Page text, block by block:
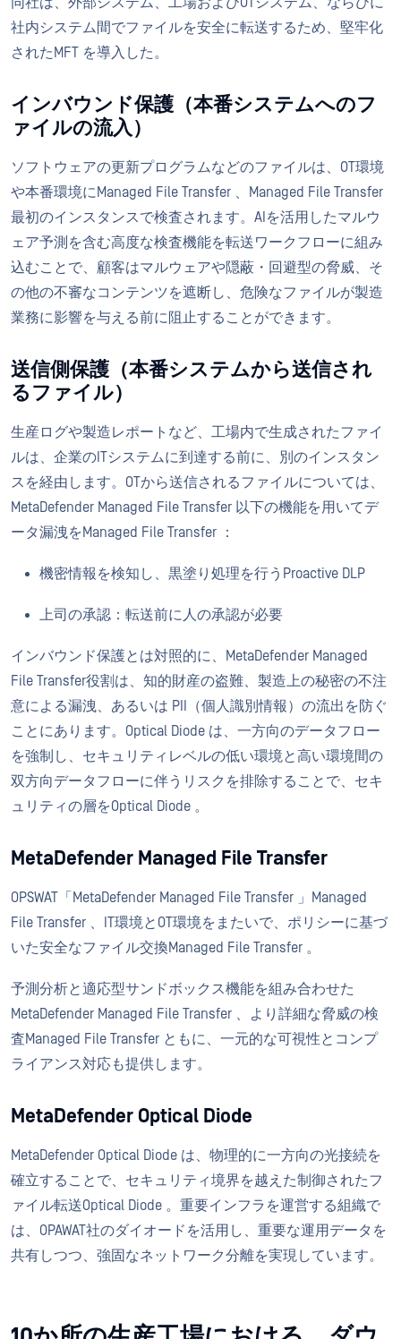
社内システム間でファイルを安全に転送するため、堅牢化
されたMFT を導入した。
インバウンド保護（本番システムへのフ
ァイルの流入）
ソフトウェアの更新プログラムなどのファイルは、OT環境
や本番環境にManaged File Transfer 、Managed File Transfer
最初のインスタンスで検査されます。AIを活用したマルウ
ェア予測を含む高度な検査機能を転送ワークフローに組み
込むことで、顧客はマルウェアや隠蔽・回避型の脅威、そ
の他の不審なコンテンツを遮断し、危険なファイルが製造
業務に影響を与える前に阻止することができます。
送信側保護（本番システムから送信され
るファイル）
生産ログや製造レポートなど、工場内で生成されたファイ
ルは、企業のITシステムに到達する前に、別のインスタン
スを経由します。OTから送信されるファイルについては、
MetaDefender Managed File Transfer 以下の機能を用いてデ
ータ漏洩をManaged File Transfer ：
機密情報を検知し、黒塗り処理を行うProactive DLP
上司の承認：転送前に人の承認が必要
インバウンド保護とは対照的に、MetaDefender Managed
File Transfer役割は、知的財産の盗難、製造上の秘密の不注
意による漏洩、あるいは PII（個人識別情報）の流出を防ぐ
ことにあります。Optical Diode は、一方向のデータフロー
を強制し、セキュリティレベルの低い環境と高い環境間の
双方向データフローに伴うリスクを排除することで、セキ
ュリティの層をOptical Diode 。
MetaDefender Managed File Transfer
OPSWAT「MetaDefender Managed File Transfer 」Managed
File Transfer 、IT環境とOT環境をまたいで、ポリシーに基づ
いた安全なファイル交換Managed File Transfer 。
予測分析と適応型サンドボックス機能を組み合わせた
MetaDefender Managed File Transfer 、より詳細な脅威の検
査Managed File Transfer ともに、一元的な可視性とコンプ
ライアンス対応も提供します。
MetaDefender Optical Diode
MetaDefender Optical Diode は、物理的に一方向の光接続を
確立することで、セキュリティ境界を越えた制御されたフ
ァイル転送Optical Diode 。重要インフラを運営する組織で
は、OPAWAT社のダイオードを活用し、重要な運用データを
共有しつつ、強固なネットワーク分離を実現しています。